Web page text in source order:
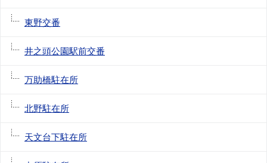
東野交番
井之頭公園駅前交番
万助橋駐在所
北野駐在所
天文台下駐在所